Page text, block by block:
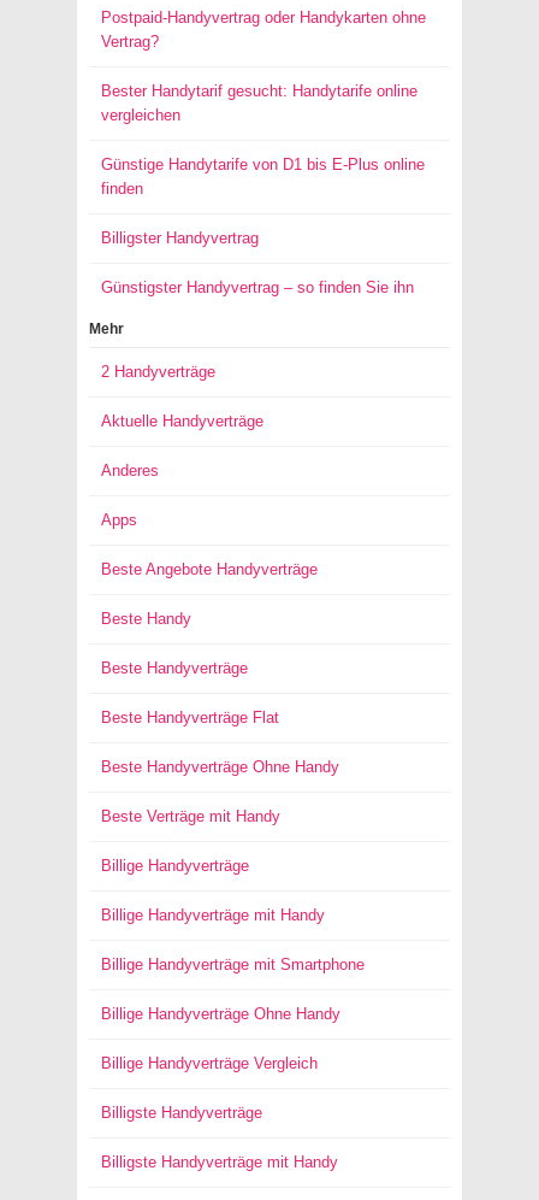
Postpaid-Handyvertrag oder Handykarten ohne
Vertrag?
Bester Handytarif gesucht: Handytarife online
vergleichen
Günstige Handytarife von D1 bis E-Plus online
finden
Billigster Handyvertrag
Günstigster Handyvertrag – so finden Sie ihn
Mehr
2 Handyverträge
Aktuelle Handyverträge
Anderes
Apps
Beste Angebote Handyverträge
Beste Handy
Beste Handyverträge
Beste Handyverträge Flat
Beste Handyverträge Ohne Handy
Beste Verträge mit Handy
Billige Handyverträge
Billige Handyverträge mit Handy
Billige Handyverträge mit Smartphone
Billige Handyverträge Ohne Handy
Billige Handyverträge Vergleich
Billigste Handyverträge
Billigste Handyverträge mit Handy